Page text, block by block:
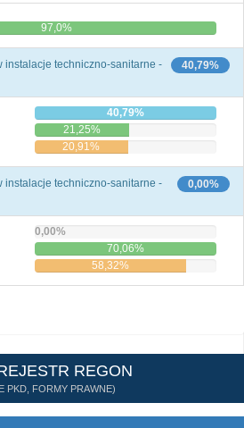
97,0%
40,79%
instalacje techniczno-sanitarne -
40,79%
21,25%
20,91%
0,00%
instalacje techniczno-sanitarne -
0,00%
70,06%
58,32%
REGON
PKD, FORMY PRAWNE)